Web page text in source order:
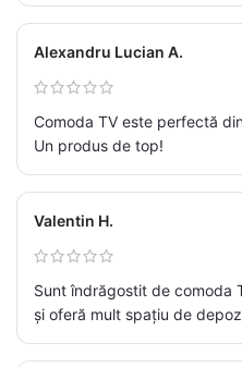
Alexandru Lucian A.
Comoda TV este perfectă
Un produs de top!
Valentin H.
Sunt îndrăgostit de comoda
și oferă mult spațiu de